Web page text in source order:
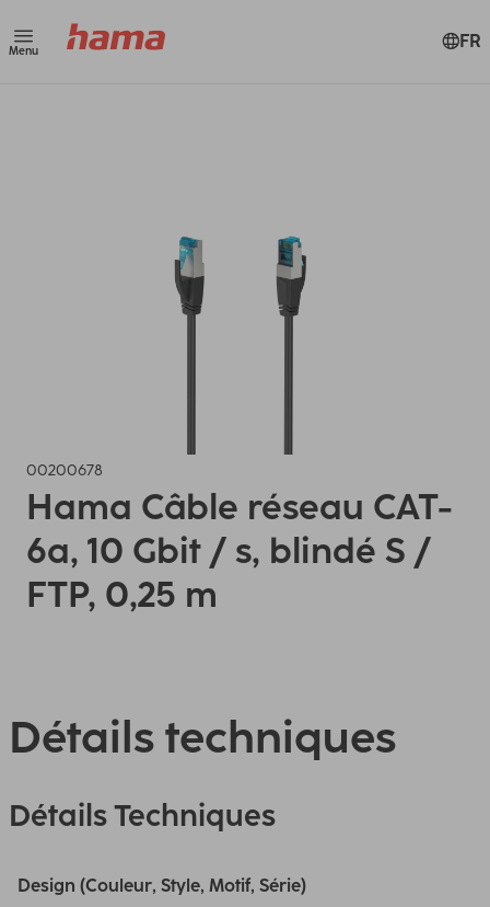
Menu FR
00200678
Hama Câble réseau CAT-
6a, 10 Gbit / s, blindé S /
FTP, 0,25 m
Détails techniques
Détails Techniques
Design (Couleur, Style, Motif, Série)